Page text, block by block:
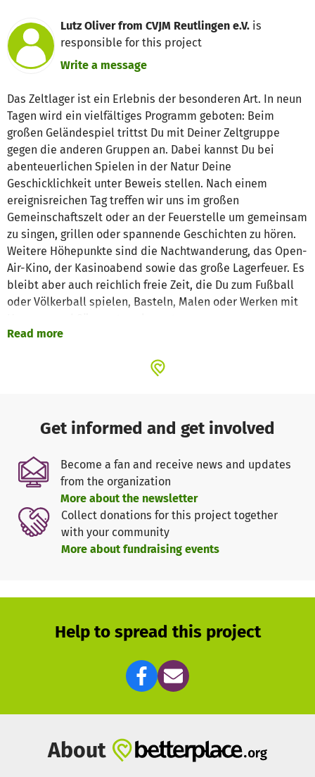
Lutz Oliver from CVJM Reutlingen e.V. is
responsible for this project
Write a message
Das Zeltlager ist ein Erlebnis der besonderen Art. In neun
Tagen wird ein vielfältiges Programm geboten: Beim
großen Geländespiel trittst Du mit Deiner Zeltgruppe
gegen die anderen Gruppen an. Dabei kannst Du bei
abenteuerlichen Spielen in der Natur Deine
Geschicklichkeit unter Beweis stellen. Nach einem
ereignisreichen Tag treffen wir uns im großen
Gemeinschaftszelt oder an der Feuerstelle um gemeinsam
zu singen, grillen oder spannende Geschichten zu hören.
Weitere Höhepunkte sind die Nachtwanderung, das Open-
Air-Kino, der Kasinoabend sowie das große Lagerfeuer. Es
bleibt aber auch reichlich freie Zeit, die Du zum Fußball
oder Völkerball spielen, Basteln, Malen oder Werken mit
Das CVJM Gelände in Sonnenbühl- Erpfingen mit Haus und
Unterbringung in hellen Großzelten mit Feldbetten gibt es
Mitarbeiter zuständig, welche intensiv auf ihre Aufgabe
vorbereitet werden. Ausbildungsschwerpunkte sind dabei
Gruppenpädagogik, rechtliche Grundlagen,
Programmgestaltung sowie Organisation.
Teilnehmer: min. 40, begrenzt auf 80
Read more
Get informed and get involved
Become a fan and receive news and updates
from the organization
More about the newsletter
Collect donations for this project together
with your community
More about fundraising events
Help to spread this project
About